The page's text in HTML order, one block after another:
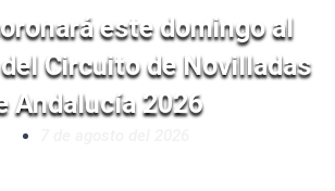
este domingo al
Circuito de Novilladas
Andalucía 2026